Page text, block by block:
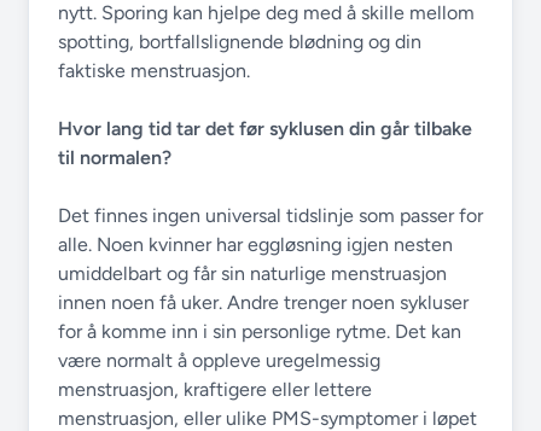
nytt. Sporing kan hjelpe deg med å skille mellom
spotting, bortfallslignende blødning og din
faktiske menstruasjon.
Hvor lang tid tar det før syklusen din går tilbake
til normalen?
Det finnes ingen universal tidslinje som passer for
alle. Noen kvinner har eggløsning igjen nesten
umiddelbart og får sin naturlige menstruasjon
innen noen få uker. Andre trenger noen sykluser
for å komme inn i sin personlige rytme. Det kan
være normalt å oppleve uregelmessig
menstruasjon, kraftigere eller lettere
menstruasjon, eller ulike PMS-symptomer i løpet